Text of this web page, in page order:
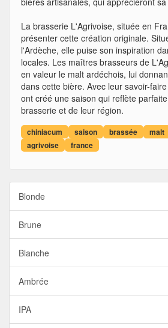
La brasserie L'Agrivoise, située en
présenter cette création originale.
l'Ardèche, elle puise son inspiration
locales. Les maîtres brasseurs de
en valeur le malt ardéchois, lui
dans cette bière. Avec leur savoir-
ont créé une saison qui reflète
brasserie et de leur région.
chiniacum saison brassée malt
agrivoise
france
Blonde
Brune
Blanche
Ambrée
IPA